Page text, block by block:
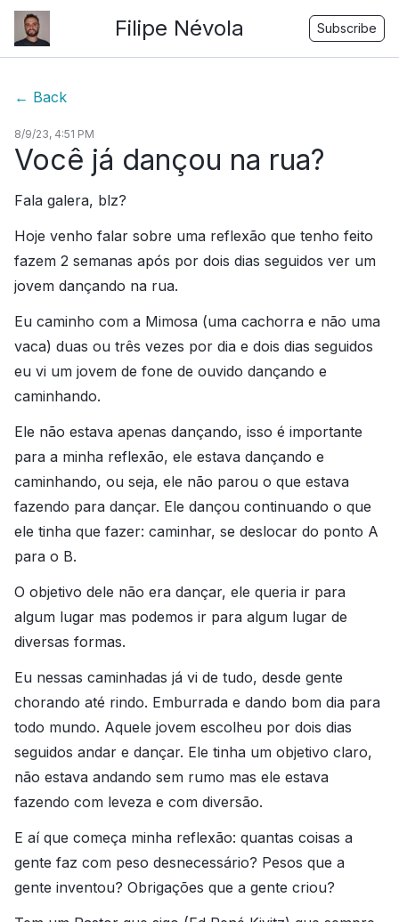
Filipe Névola Subscribe
← Back
8/9/23, 4:51 PM
Você já dançou na rua?
Fala galera, blz?
Hoje venho falar sobre uma reflexão que tenho feito
fazem 2 semanas após por dois dias seguidos ver um
jovem dançando na rua.
Eu caminho com a Mimosa (uma cachorra e não uma
vaca) duas ou três vezes por dia e dois dias seguidos
eu vi um jovem de fone de ouvido dançando e
caminhando.
Ele não estava apenas dançando, isso é importante
para a minha reflexão, ele estava dançando e
caminhando, ou seja, ele não parou o que estava
fazendo para dançar. Ele dançou continuando o que
ele tinha que fazer: caminhar, se deslocar do ponto A
para o B.
O objetivo dele não era dançar, ele queria ir para
algum lugar mas podemos ir para algum lugar de
diversas formas.
Eu nessas caminhadas já vi de tudo, desde gente
chorando até rindo. Emburrada e dando bom dia para
todo mundo. Aquele jovem escolheu por dois dias
seguidos andar e dançar. Ele tinha um objetivo claro,
não estava andando sem rumo mas ele estava
fazendo com leveza e com diversão.
E aí que começa minha reflexão: quantas coisas a
gente faz com peso desnecessário? Pesos que a
gente inventou? Obrigações que a gente criou?